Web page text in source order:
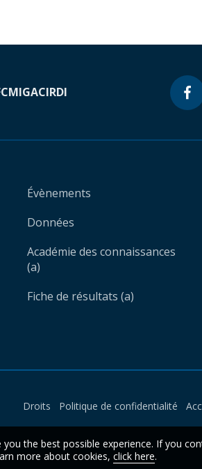
MIGACIRDI
Évènements
Données
Académie des connaissances
(a)
Fiche de résultats (a)
Droits Politique de confidentialité
the best possible experience. If you
more about cookies, click here.